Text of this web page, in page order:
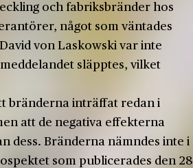
och fabriksbränder hos
något som väntades
von Laskowski var inte
släpptes, vilket
bränderna inträffat redan i
att de negativa effekterna
dess. Bränderna nämndes inte i
som publicerades den 28